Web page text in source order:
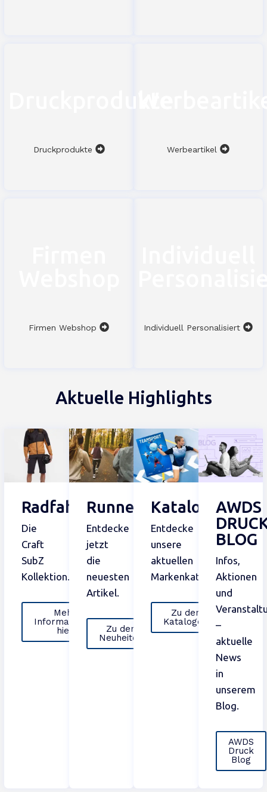
Druckprodukte Werbeartikel
Individuell Personalisiert
Firmen Webshop
Aktuelle Highlights
Radfahren
Die
Craft
SubZ
Kollektion.
Mehr
Informationen
hier
Runner
Entdecke
jetzt
die
neuesten
Artikel.
Zu den
Neuheiten
Kataloge
Entdecke
unsere
aktuellen
Markenkataloge.
Zu den
Katalogen
AWDS
BLOG
Infos,
Aktionen
und
–
aktuelle
News
in
unserem
Blog.
AWDS
Druck
Blog